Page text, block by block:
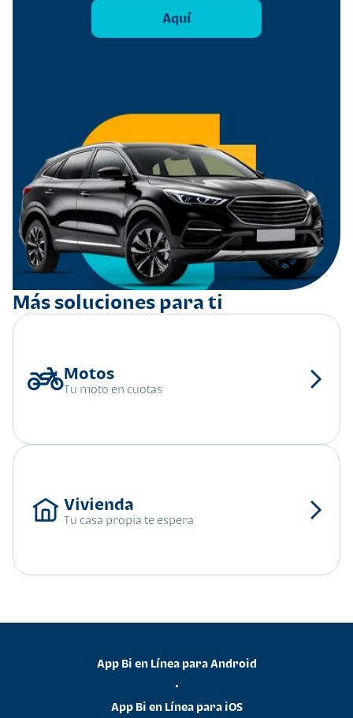
Aquí
Más soluciones para ti
Tu moto en cuotas
Tu casa propia te espera
App Bi en Línea para Android
•
App Bi en Línea para iOS